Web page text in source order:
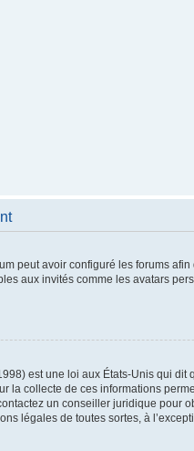
peut avoir configuré les forums
aux invités comme les avatars
est une loi aux États-Unis qui dit
la collecte de ces informations
un conseiller juridique
légales de toutes sortes, à